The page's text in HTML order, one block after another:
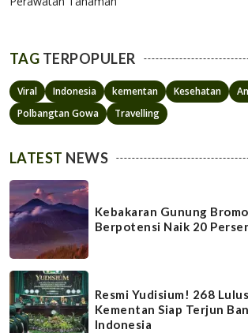
TAG TERPOPULER
Viral Indonesia kementan Kesehatan
Polbangtan Gowa
Travelling
LATEST NEWS
Kebakaran Gunung
Berpotensi Naik 20
Resmi Yudisium! 268
Kementan Siap Terjun
Indonesia